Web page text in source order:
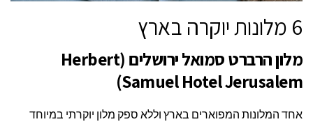
6 מלונות יוקרה בארץ
מלון הרברט סמואל ירושלים (Herbert
Samuel Hotel Jerusalem)
אחד המלונות המפוארים בארץ וללא ספק מלון יוקרתי במיוחד